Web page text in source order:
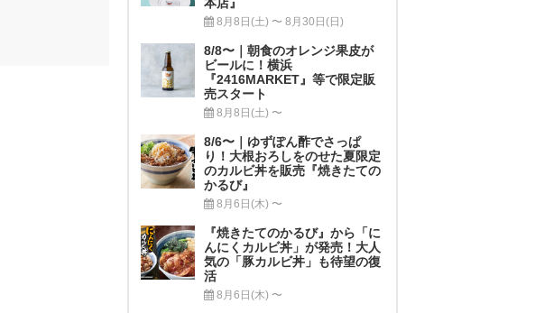
8月8日(土) 〜 8月30日(日)
8/8〜｜朝食のオレンジ果皮が
ビールに！横浜
『2416MARKET』等で限定販
売スタート
8月8日(土) 〜
8/6〜｜ゆずぽん酢でさっぱ
り！大根おろしをのせた夏限定
のカルビ丼を販売『焼きたての
かるび』
8月6日(木) 〜
『焼きたてのかるび』から「に
んにくカルビ丼」が発売！大人
気の「豚カルビ丼」も待望の復
活
8月6日(木) 〜